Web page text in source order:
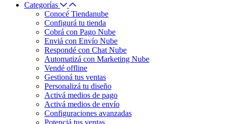
Categorías
Conocé Tiendanube
Configurá tu tienda
Cobrá con Pago Nube
Enviá con Envío Nube
Respondé con Chat Nube
Automatizá con Marketing Nube
Vendé offline
Gestioná tus ventas
Personalizá tu diseño
Activá medios de pago
Activá medios de envío
Configuraciones avanzadas
Potenciá tus ventas